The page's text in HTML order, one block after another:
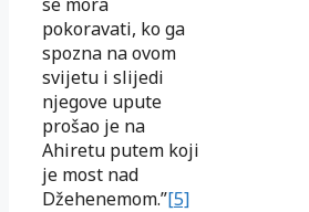
pokoravati, ko ga
spozna na ovom
svijetu i slijedi
njegove upute
prošao je na
Ahiretu putem koji
je most nad
Džehenemom.”[5]